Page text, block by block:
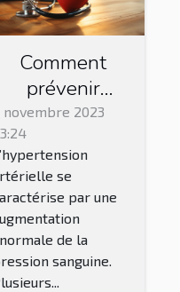
Comment
prévenir
l’hypertension
artérielle ?
novembre 2023
se
par une
de la
sanguine.